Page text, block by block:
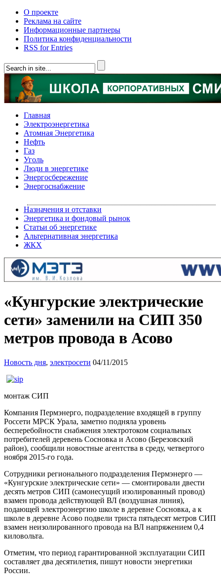
О проекте
Реклама на сайте
Информационные партнеры
Политика конфиденциальности
RSS for Entries
Главная
Электроэнергетика
Атомная Энергетика
Нефть
Газ
Уголь
Люди в энергетике
Энергосбережение
Энергоснабжение
Назначения и отставки
Энергетика и фондовый рынок
Статьи об энергетике
Альтернативная энергетика
ЖКХ
«Кунгурские электрические
сети» заменили на СИП 350
метров провода в Асово
Новость дня, электросети 04/11/2015
монтаж СИП
Компания Пермэнерго, подразделение входящей в группу
Россети МРСК Урала, заметно подняла уровень
бесперебойности снабжения электротоком социальных
потребителей деревень Сосновка и Асово (Березовский
район), сообщили новостные агентства в среду, четвертого
ноября 2015-го года.
Сотрудники регионального подразделения Пермэнерго —
«Кунгурские электрические сети» — смонтировали двести
десять метров СИП (самонесущий изолированный провод)
взамен провода действующей ВЛ (воздушная линия),
подающей электроэнергию школе в деревне Сосновка, а к
школе в деревне Асово подвели триста пятьдесят метров СИП
взамен неизолированного провода на ВЛ напряжением 0,4
киловольта.
Отметим, что период гарантированной эксплуатации СИП
составляет два десятилетия, пишут новости энергетики
России.